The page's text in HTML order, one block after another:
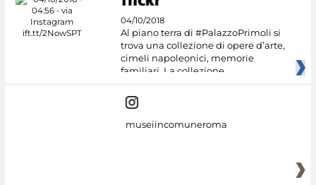
04/10/2018
Al piano terra di #PalazzoPrimoli si
trova una collezione di opere d’arte,
cimeli napoleonici, memorie
familiari. La collezione
museiincomuneroma